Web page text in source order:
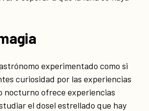
experimentado como si
curiosidad por las experiencias
nocturno ofrece experiencias
el dosel estrellado que hay